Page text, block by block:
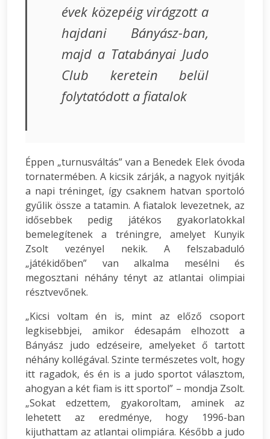
évek közepéig virágzott a
hajdani Bányász-ban,
majd a Tatabányai Judo
Club keretein belül
folytatódott a fiatalok
Éppen „turnusváltás” van a Benedek Elek óvoda
tornatermében. A kicsik zárják, a nagyok nyitják
a napi tréninget, így csaknem hatvan sportoló
gyűlik össze a tatamin. A fiatalok levezetnek, az
idősebbek pedig játékos gyakorlatokkal
bemelegítenek a tréningre, amelyet Kunyik
Zsolt vezényel nekik. A felszabaduló
„játékidőben” van alkalma mesélni és
megosztani néhány tényt az atlantai olimpiai
résztvevőnek.
„Kicsi voltam én is, mint az előző csoport
legkisebbjei, amikor édesapám elhozott a
Bányász judo edzéseire, amelyeket ő tartott
néhány kollégával. Szinte természetes volt, hogy
itt ragadok, és én is a judo sportot választom,
ahogyan a két fiam is itt sportol” – mondja Zsolt.
„Sokat edzettem, gyakoroltam, aminek az
lehetett az eredménye, hogy 1996-ban
kijuthattam az atlantai olimpiára. Később a judo